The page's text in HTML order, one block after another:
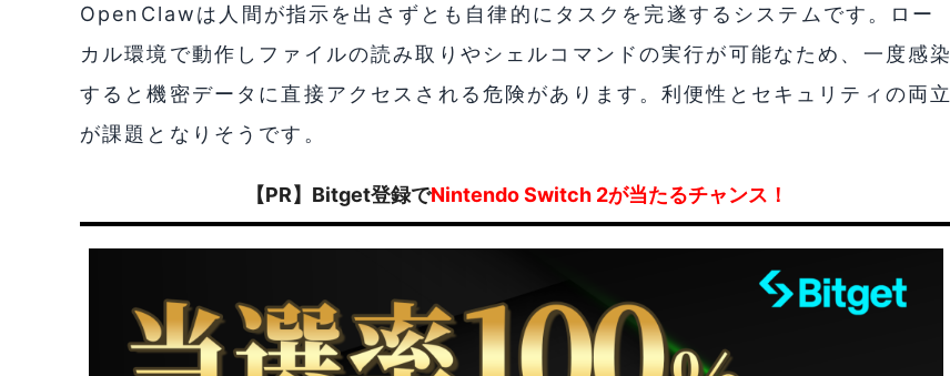
OpenClawは人間が指示を出さずとも自律的にタスクを完遂するシステムです。ロー
カル環境で動作しファイルの読み取りやシェルコマンドの実行が可能なため、一度感染
すると機密データに直接アクセスされる危険があります。利便性とセキュリティの両立
が課題となりそうです。
【PR】Bitget登録でNintendo Switch 2が当たるチャンス！